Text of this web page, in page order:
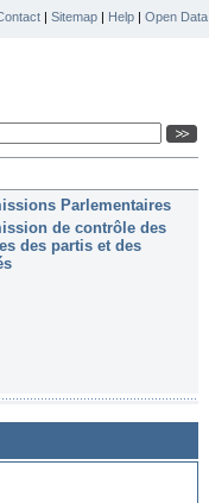
| Sitemap | Help | Open Data
Parlementaires
de contrôle des
des partis et des